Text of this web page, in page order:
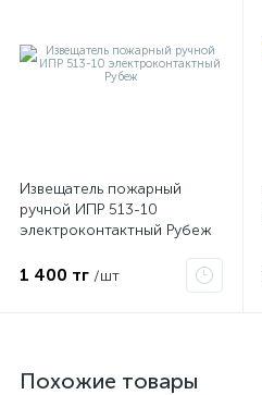
Извещатель пожарный
ручной ИПР 513-10
электроконтактный Рубеж
1 400 тг /шт
Похожие товары